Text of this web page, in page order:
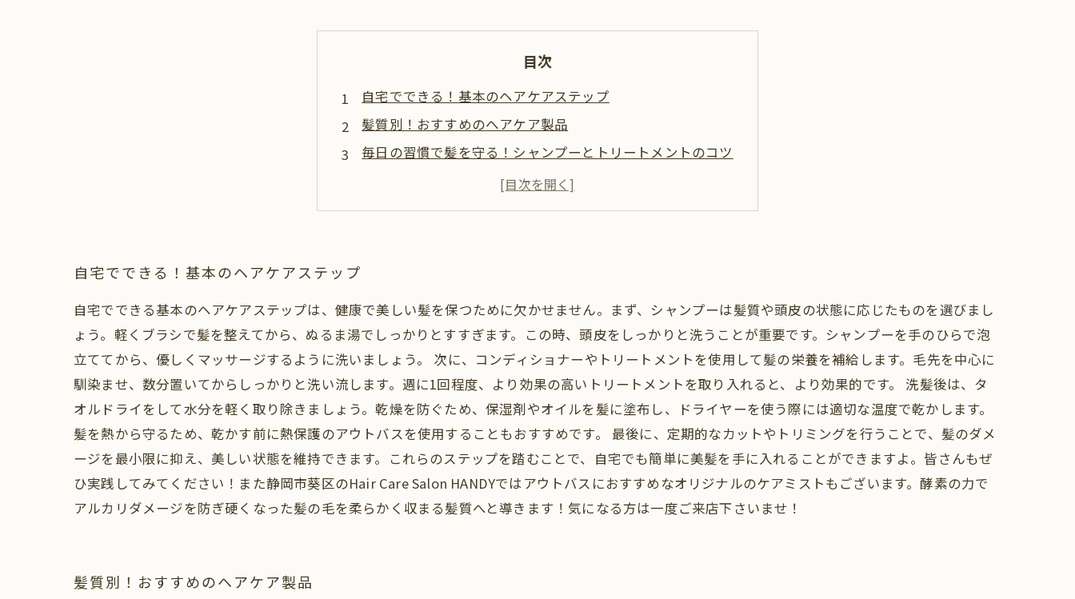
目次
自宅でできる！基本のヘアケアステップ
髪質別！おすすめのヘアケア製品
毎日の習慣で髪を守る！シャンプーとトリートメントのコツ
髪の健康をサポートする食事法
自宅でできる！基本のヘアケアステップ
自宅でできる基本のヘアケアステップは、健康で美しい髪を保つために欠かせません。まず、シャンプーは髪質や頭皮の状態に応じたものを選びまし
ょう。軽くブラシで髪を整えてから、ぬるま湯でしっかりとすすぎます。この時、頭皮をしっかりと洗うことが重要です。シャンプーを手のひらで泡
立ててから、優しくマッサージするように洗いましょう。 次に、コンディショナーやトリートメントを使用して髪の栄養を補給します。毛先を中心に
馴染ませ、数分置いてからしっかりと洗い流します。週に1回程度、より効果の高いトリートメントを取り入れると、より効果的です。 洗髪後は、タ
オルドライをして水分を軽く取り除きましょう。乾燥を防ぐため、保湿剤やオイルを髪に塗布し、ドライヤーを使う際には適切な温度で乾かします。
髪を熱から守るため、乾かす前に熱保護のアウトバスを使用することもおすすめです。 最後に、定期的なカットやトリミングを行うことで、髪のダメ
ージを最小限に抑え、美しい状態を維持できます。これらのステップを踏むことで、自宅でも簡単に美髪を手に入れることができますよ。皆さんもぜ
ひ実践してみてください！また静岡市葵区のHair Care Salon HANDYではアウトバスにおすすめなオリジナルのケアミストもございます。酵素の力で
アルカリダメージを防ぎ硬くなった髪の毛を柔らかく収まる髪質へと導きます！気になる方は一度ご来店下さいませ！
髪質別！おすすめのヘアケア製品